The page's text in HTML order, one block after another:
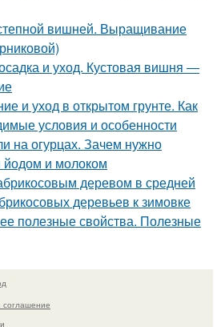
вишней. Выращивание
и уход. Кустовая вишня —
и уход в открытом грунте. Как
условия и особенности
на огурцах. Зачем нужно
йодом и молоком
деревом в средней
деревьев к зимовке
полезные свойства. Полезные
соглашение